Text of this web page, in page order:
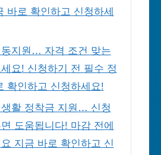
바로 확인하고 신청하세
지원… 자격 조건 맞는
요! 신청하기 전 필수 정
확인하고 신청하세요!
활 정착금 지원… 신청
도움됩니다! 마감 전에
지금 바로 확인하고 신